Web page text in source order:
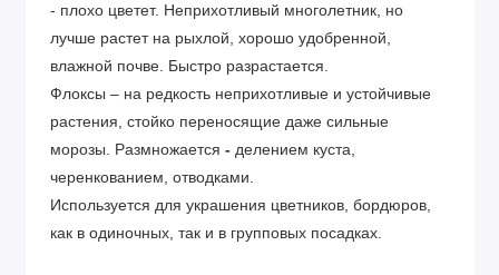
- плохо цветет. Неприхотливый многолетник, но
лучше растет на рыхлой, хорошо удобренной,
влажной почве. Быстро разрастается.
Флоксы – на редкость неприхотливые и устойчивые
растения, стойко переносящие даже сильные
морозы. Размножается - делением куста,
черенкованием, отводками.
Используется для украшения цветников, бордюров,
как в одиночных, так и в групповых посадках.